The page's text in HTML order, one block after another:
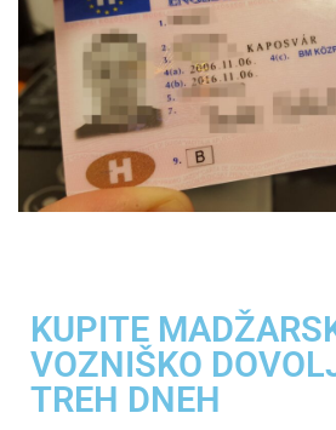
KUPITE
VOZNIŠKO
TREH DNEH